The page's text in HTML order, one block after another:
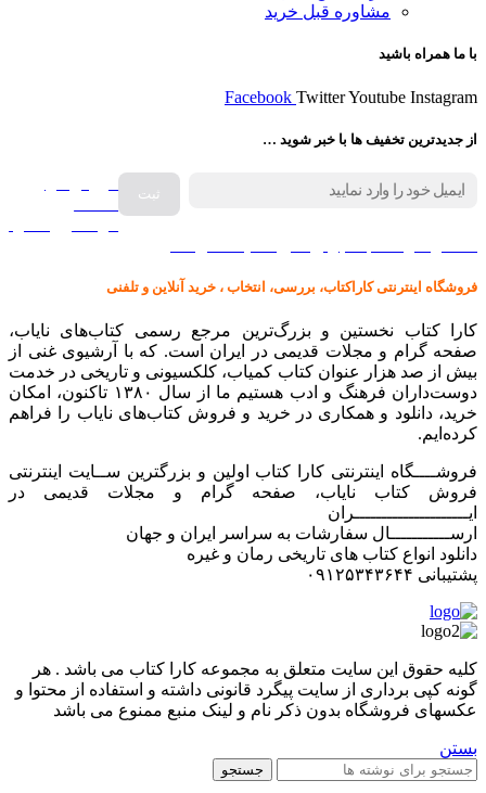
مشاوره قبل خرید
با ما همراه باشید
Facebook TwitterYoutube Instagram
از جدیدترین تخفیف ها با خبر شوید …
فروش انواع
فروشگاه اینترنتی کاراکتاب، بررسی، انتخاب ، خرید آنلاین و تلفنی
کارا کتاب نخستین و بزرگ‌ترین مرجع رسمی کتاب‌های نایاب،
صفحه گرام و مجلات قدیمی در ایران است. که با آرشیوی غنی از
بیش از صد هزار عنوان کتاب کمیاب، کلکسیونی و تاریخی در خدمت
دوست‌داران فرهنگ و ادب هستیم ما از سال ۱۳۸۰ تاکنون، امکان
خرید، دانلود و همکاری در خرید و فروش کتاب‌های نایاب را فراهم
کرده‌ایم.
فروشــــگاه اینترنتی کارا کتاب اولین و بزرگترین ســایت اینترنتی
فروش کتاب نایاب، صفحه گرام و مجلات قدیمی در
ایـــــــــــــــــــــران
ارســـــــــــال سفارشات به سراسر ایران و جهان
دانلود انواع کتاب های تاریخی رمان و غیره
پشتیبانی ۰۹۱۲۵۳۴۳۶۴۴
کليه حقوق اين سايت متعلق به مجموعه کارا کتاب می باشد . هر
گونه کپی برداری از سایت پیگرد قانونی داشته و استفاده از محتوا و
عکسهای فروشگاه بدون ذکر نام و لینک منبع ممنوع می باشد
بستن
جستجو